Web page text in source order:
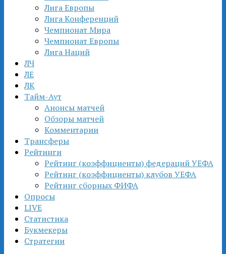
Лига Европы
Лига Конференций
Чемпионат Мира
Чемпионат Европы
Лига Наций
ЛЧ
ЛЕ
ЛК
Тайм-Аут
Анонсы матчей
Обзоры матчей
Комментарии
Трансферы
Рейтинги
Рейтинг (коэффициенты) федераций УЕФА
Рейтинг (коэффициенты) клубов УЕФА
Рейтинг сборных ФИФА
Опросы
LIVE
Статистика
Букмекеры
Стратегии